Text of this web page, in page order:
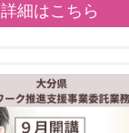
詳細はこちら